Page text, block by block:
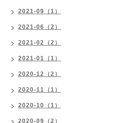
2021-09（1）
2021-06（2）
2021-02（2）
2021-01（1）
2020-12（2）
2020-11（1）
2020-10（1）
2020-09（2）